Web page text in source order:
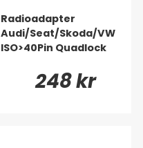
Radioadapter
Audi/Seat/Skoda/VW
ISO>40Pin Quadlock
248 kr